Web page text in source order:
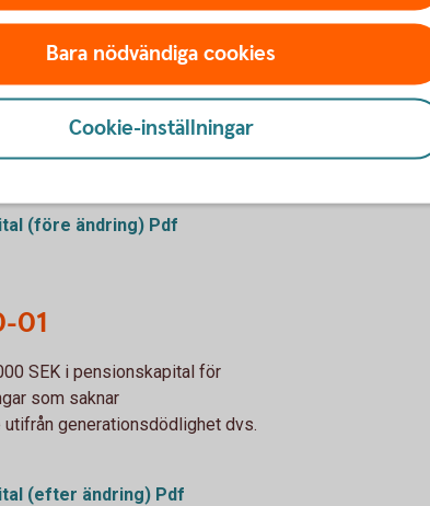
efter 2023-10-01
SEK i pensionskapital för
som saknar
(före ändring) Pdf
01
SEK i pensionskapital för
som saknar
generationsdödlighet dvs.
(efter ändring) Pdf
Bara nödvändiga cookies
Cookie-inställningar